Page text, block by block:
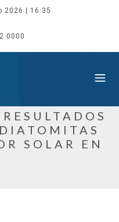
2026 | 16:35
0000
SOLAR EN